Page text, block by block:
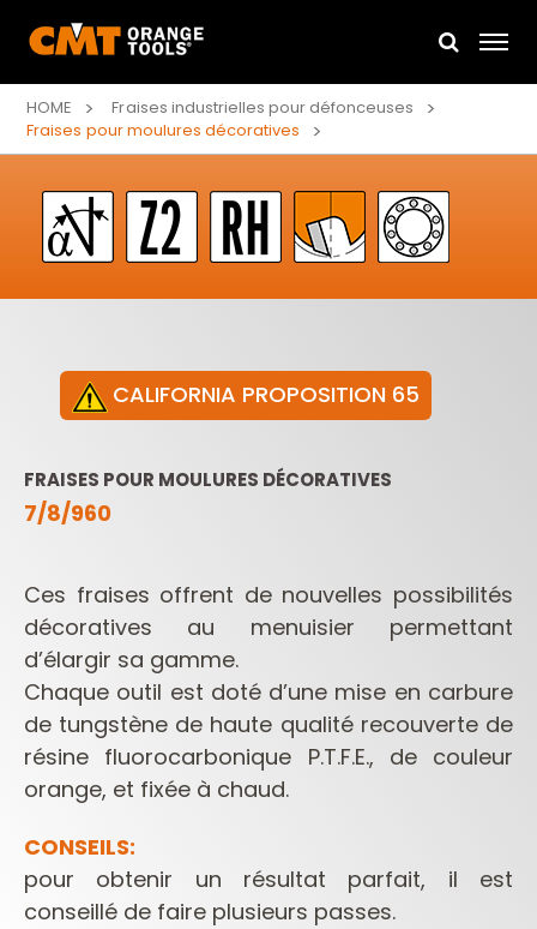
HOME
Fraises industrielles pour défonceuses
Fraises pour moulures décoratives
CALIFORNIA PROPOSITION 65
FRAISES POUR MOULURES DÉCORATIVES
7/8/960
Ces fraises offrent de nouvelles possibilités
décoratives au menuisier permettant
d’élargir sa gamme.
Chaque outil est doté d’une mise en carbure
de tungstène de haute qualité recouverte de
résine fluorocarbonique P.T.F.E., de couleur
orange, et fixée à chaud.
CONSEILS:
pour obtenir un résultat parfait, il est
conseillé de faire plusieurs passes.